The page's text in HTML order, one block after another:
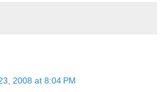
2008 at 8:04 PM